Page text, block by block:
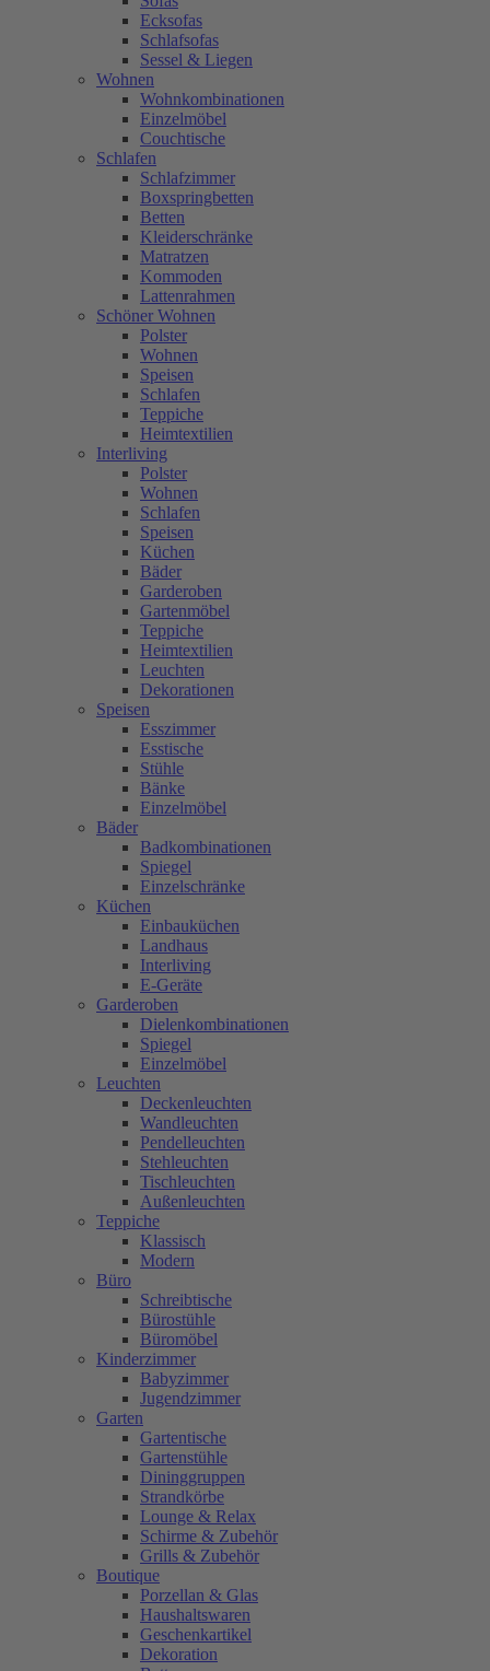
Ecksofas
Schlafsofas
Sessel & Liegen
Wohnen
Wohnkombinationen
Einzelmöbel
Couchtische
Schlafen
Schlafzimmer
Boxspringbetten
Betten
Kleiderschränke
Matratzen
Kommoden
Lattenrahmen
Schöner Wohnen
Polster
Wohnen
Speisen
Schlafen
Teppiche
Heimtextilien
Interliving
Polster
Wohnen
Schlafen
Speisen
Küchen
Bäder
Garderoben
Gartenmöbel
Teppiche
Heimtextilien
Leuchten
Dekorationen
Speisen
Esszimmer
Esstische
Stühle
Bänke
Einzelmöbel
Bäder
Badkombinationen
Spiegel
Einzelschränke
Küchen
Einbauküchen
Landhaus
Interliving
E-Geräte
Garderoben
Dielenkombinationen
Spiegel
Einzelmöbel
Leuchten
Deckenleuchten
Wandleuchten
Pendelleuchten
Stehleuchten
Tischleuchten
Außenleuchten
Teppiche
Klassisch
Modern
Büro
Schreibtische
Bürostühle
Büromöbel
Kinderzimmer
Babyzimmer
Jugendzimmer
Garten
Gartentische
Gartenstühle
Dininggruppen
Strandkörbe
Lounge & Relax
Schirme & Zubehör
Grills & Zubehör
Boutique
Porzellan & Glas
Haushaltswaren
Geschenkartikel
Dekoration